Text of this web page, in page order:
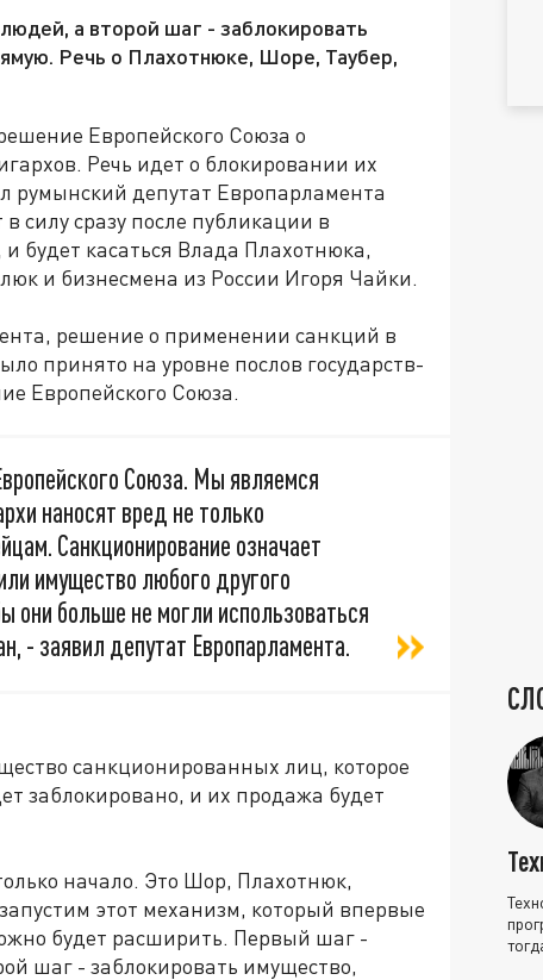
а второй шаг - заблокировать
Речь о Плахотнюке, Шоре, Таубер,
Европейского Союза о
Речь идет о блокировании их
румынский депутат Европарламента
силу сразу после публикации в
будет касаться Влада Плахотнюка,
и бизнесмена из России Игоря Чайки.
решение о применении санкций в
принято на уровне послов государств-
Европейского Союза.
Союза. Мы являемся
наносят вред не только
Санкционирование означает
имущество любого другого
они больше не могли использоваться
- заявил депутат Европарламента.
санкционированных лиц, которое
заблокировано, и их продажа будет
начало. Это Шор, Плахотнюк,
этот механизм, который впервые
будет расширить. Первый шаг -
шаг - заблокировать имущество,